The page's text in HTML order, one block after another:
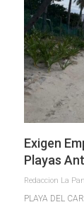
Exigen
Playas
PLAYA DEL